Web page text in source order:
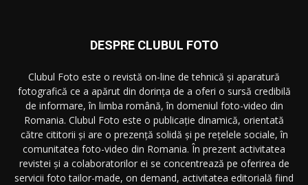
DESPRE CLUBUL FOTO
Clubul Foto este o revistă on-line de tehnică și aparatură
fotografică ce a apărut din dorința de a oferi o sursă credibilă
de informare, în limba română, în domeniul foto-video din
Romania. Clubul Foto este o publicație dinamică, orientată
către cititorii și are o prezență solidă și pe rețelele sociale, în
comunitatea foto-video din Romania. În prezent activitatea
revistei și a colaboratorilor ei se concentrează pe oferirea de
servicii foto tailor-made, on demand, activitatea editorială fiind